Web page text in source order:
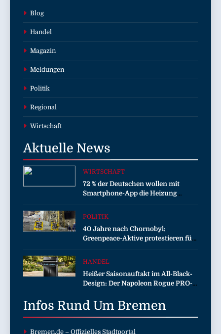
Blog
Handel
Magazin
Meldungen
Politik
Regional
Wirtschaft
Aktuelle News
WIRTSCHAFT
72 % der Deutschen wollen mit
Smartphone-App die Heizung
überwachen
POLITIK
40 Jahre nach Chornobyl:
Greenpeace-Aktive protestieren für
Unterstützung bei Wiederaufbau
Folgen des russischen
Drohnenangriffs
HANDEL
Heißer Saisonauftakt im All-Black-
Design: Der Napoleon Rogue PRO-S
Edition
Infos Rund Um Bremen
Bremen.de – Offizielles Stadtportal